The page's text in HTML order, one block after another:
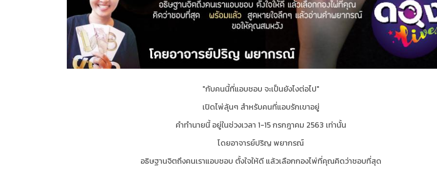
"กับคนนี้ที่แอบชอบ จะเป็นยังไงต่อไป"
เปิดไพ่ลุ้นๆ สำหรับคนที่แอบรักเขาอยู่
คำทำนายนี้ อยู่ในช่วงเวลา 1-15 กรกฎาคม 2563 เท่านั้น
โดยอาจารย์ปริญ พยากรณ์
อธิษฐานจิตถึงคนเราแอบชอบ ตั้งใจให้ดี แล้วเลือกกองไพ่ที่คุณคิดว่าชอบที่สุด